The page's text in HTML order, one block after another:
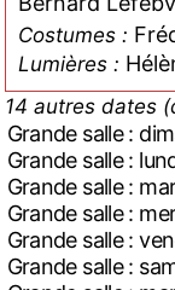
Costumes :
Lumières :